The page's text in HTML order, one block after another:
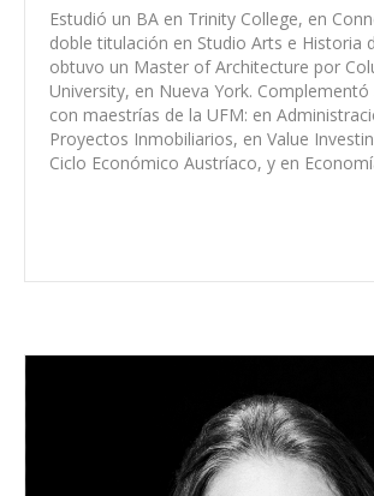
Estudió un BA en Trinity College, en
doble titulación en Studio Arts e Historia
obtuvo un Master of Architecture por
University, en Nueva York.
con maestrías de la UFM: en
Proyectos Inmobiliarios, en Value
Ciclo Económico Austríaco, y en